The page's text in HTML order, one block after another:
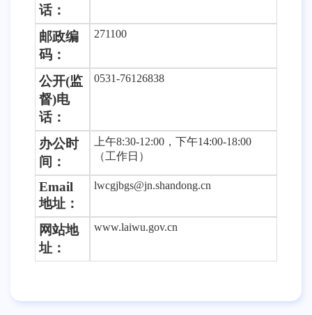
话：
邮政编
码：
271100
公开(监
督)电
话：
0531-76126838
办公时
间：
上午8:30-12:00，下午14:00-18:00
（工作日 ）
Email
地址：
lwcgjbgs@jn.shandong.cn
网站地
址：
www.laiwu.gov.cn